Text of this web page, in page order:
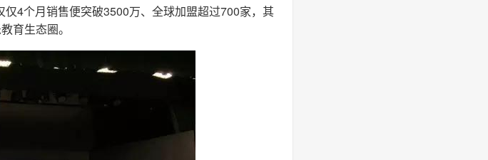
4个月销售便突破3500万、全球加盟超过700家，其
育生态圈。